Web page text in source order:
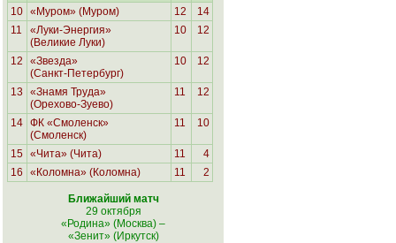
10 «Муром» (Муром) 12
14
11
«Луки-Энергия»
(Великие Луки)
10 12
12
«Звезда»
(Санкт-Петербург)
10 12
13
«Знамя Труда»
(Орехово-Зуево)
11 12
14 ФК «Смоленск»
(Смоленск)
11 10
15 «Чита» (Чита) 11
4
16
«Коломна» (Коломна) 11 2
Ближайший матч
29 октября
«Родина» (Москва) –
«Зенит» (Иркутск)